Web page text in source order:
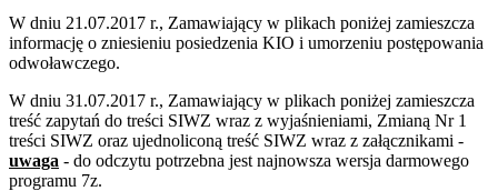
W dniu 21.07.2017 r., Zamawiający w plikach poniżej zamieszcza
informację o zniesieniu posiedzenia KIO i umorzeniu postępowania
odwoławczego.
W dniu 31.07.2017 r., Zamawiający w plikach poniżej zamieszcza
treść zapytań do treści SIWZ wraz z wyjaśnieniami, Zmianą Nr 1
treści SIWZ oraz ujednoliconą treść SIWZ wraz z załącznikami -
uwaga - do odczytu potrzebna jest najnowsza wersja darmowego
programu 7z.